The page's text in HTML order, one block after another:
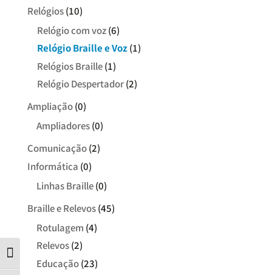
Contraste
Relógios (10)
Relógio com voz (6)
Relógio Braille e Voz (1)
Relógios Braille (1)
Relógio Despertador (2)
Ampliação (0)
Ampliadores (0)
Comunicação (2)
Informática (0)
Linhas Braille (0)
Braille e Relevos (45)
Rotulagem (4)
Relevos (2)
Educação (23)